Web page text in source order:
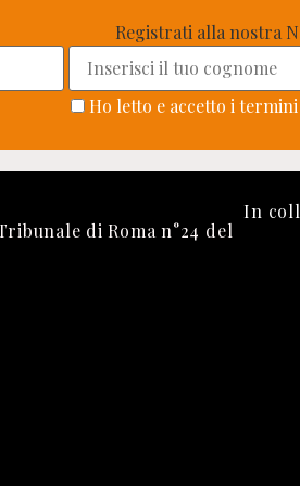
Registrati alla nostra
Ho letto e accetto i
di Roma n°24 del
In